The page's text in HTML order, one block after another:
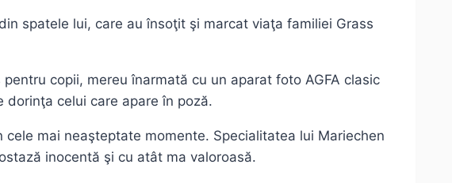
spatele lui, care au însoţit şi marcat viaţa familiei Grass
copii, mereu înarmată cu un aparat foto AGFA clasic
celui care apare în poză.
mai neaşteptate momente. Specialitatea lui Mariechen
inocentă şi cu atât ma valoroasă.